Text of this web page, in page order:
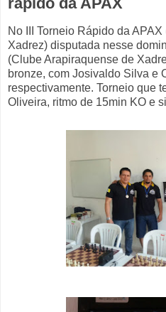
No III Torneio Rápido da
Xadrez) disputada nesse
(Clube Arapiraquense de
bronze, com Josivaldo Silva e
respectivamente. Torneio que
Oliveira, ritmo de 15min KO e